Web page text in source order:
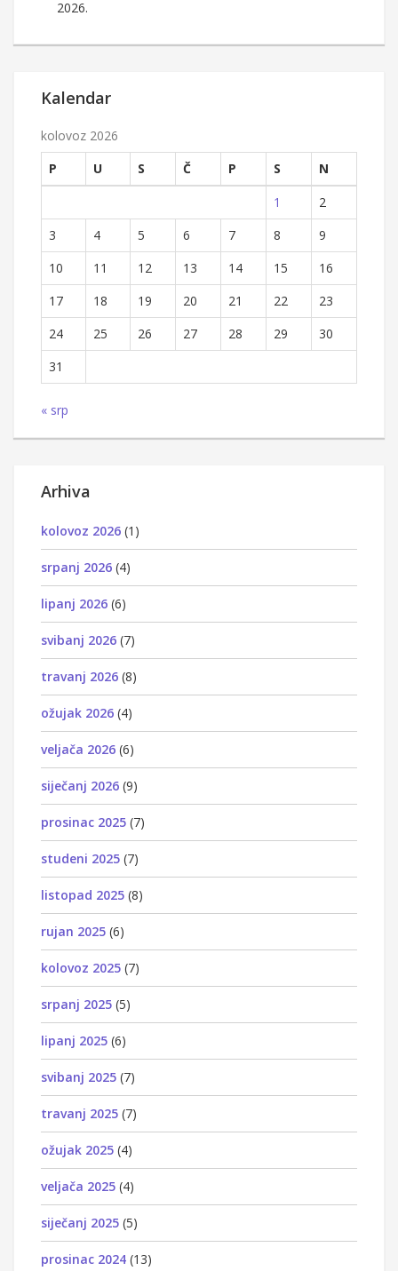
2026.
Kalendar
kolovoz 2026
P
U S Č P S
N
1
2
3
4 5 6 7 8
9
10
11 12 13 14 15
16
17
18 19 20 21 22
23
24
25 26 27 28 29
30
31
« srp
Arhiva
kolovoz 2026 (1)
srpanj 2026 (4)
lipanj 2026 (6)
svibanj 2026 (7)
travanj 2026 (8)
ožujak 2026 (4)
veljača 2026 (6)
siječanj 2026 (9)
prosinac 2025 (7)
studeni 2025 (7)
listopad 2025 (8)
rujan 2025 (6)
kolovoz 2025 (7)
srpanj 2025 (5)
lipanj 2025 (6)
svibanj 2025 (7)
travanj 2025 (7)
ožujak 2025 (4)
veljača 2025 (4)
siječanj 2025 (5)
prosinac 2024 (13)